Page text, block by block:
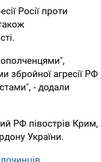
Росії проти
збройної агресії РФ
- додали
РФ півострів Крим,
України.